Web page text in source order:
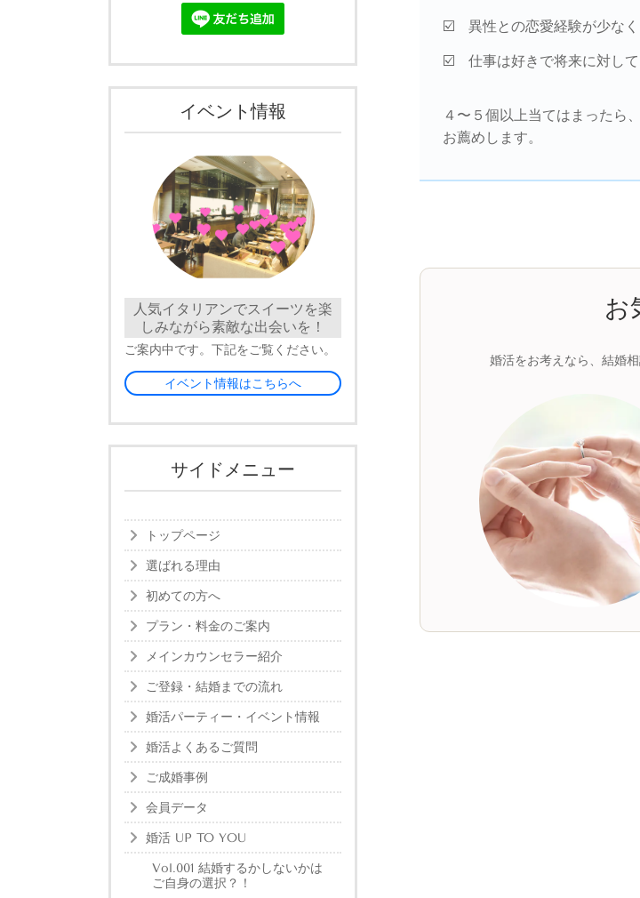
☑️ 異性との恋愛経験が少なく
☑️ 仕事は好きで将来に対して
４〜５個以上当てはまったら
お薦めします。
お
婚活をお考えなら、結婚
イベント情報
人気イタリアンでスイーツを楽
しみながら素敵な出会いを！
ご案内中です。下記をご覧ください。
イベント情報はこちらへ
サイドメニュー
トップページ
選ばれる理由
初めての方へ
プラン・料金のご案内
メインカウンセラー紹介
ご登録・結婚までの流れ
婚活パーティー・イベント情報
婚活よくあるご質問
ご成婚事例
会員データ
婚活 UP TO YOU
Vol.001 結婚するかしないかは
ご自身の選択？！